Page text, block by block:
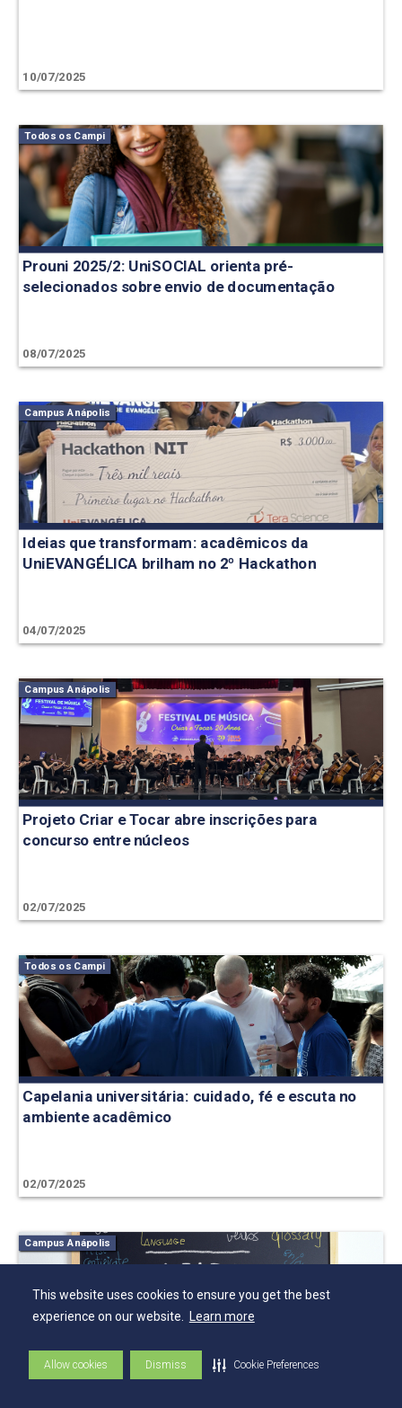
This website uses cookies to ensure you get the best
experience on our website. Learn more
Allow cookies Dismiss Cookie Preferences
10/07/2025
Todos os Campi
Prouni 2025/2: UniSOCIAL orienta pré-
selecionados sobre envio de documentação
08/07/2025
Campus Anápolis
Ideias que transformam: acadêmicos da
UniEVANGÉLICA brilham no 2º Hackathon
04/07/2025
Campus Anápolis
Projeto Criar e Tocar abre inscrições para
concurso entre núcleos
02/07/2025
Todos os Campi
Capelania universitária: cuidado, fé e escuta no
ambiente acadêmico
02/07/2025
Campus Anápolis
Centro de Línguas oferece aulas práticas e